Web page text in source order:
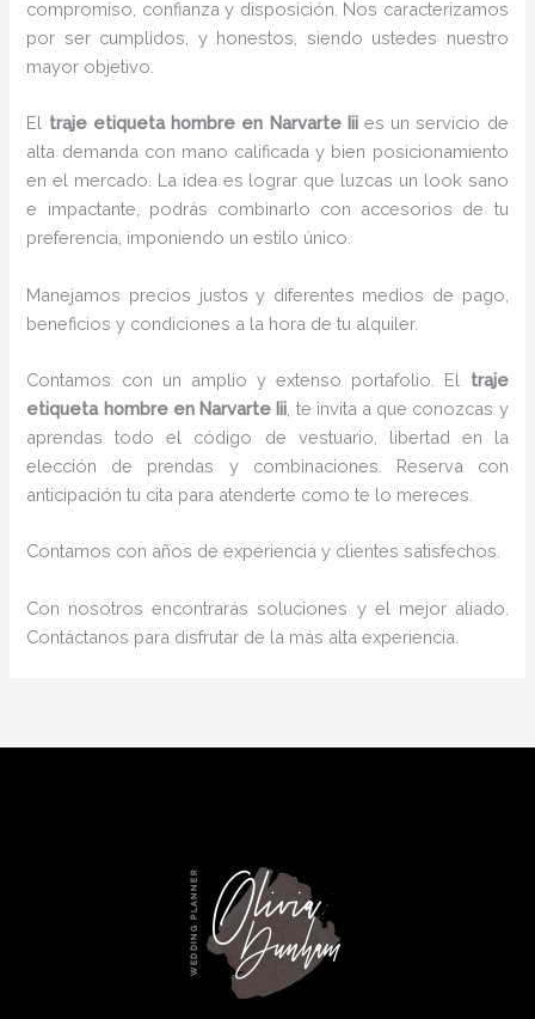
compromiso, confianza y disposición. Nos caracterizamos
por ser cumplidos, y honestos, siendo ustedes nuestro
mayor objetivo.
El traje etiqueta hombre en Narvarte Iii es un servicio de
alta demanda con mano calificada y bien posicionamiento
en el mercado. La idea es lograr que luzcas un look sano
e impactante, podrás combinarlo con accesorios de tu
preferencia, imponiendo un estilo único.
Manejamos precios justos y diferentes medios de pago,
beneficios y condiciones a la hora de tu alquiler.
Contamos con un amplio y extenso portafolio. El traje
etiqueta hombre en Narvarte Iii , te invita a que conozcas y
aprendas todo el código de vestuario, libertad en la
elección de prendas y combinaciones. Reserva con
anticipación tu cita para atenderte como te lo mereces.
Contamos con años de experiencia y clientes satisfechos.
Con nosotros encontrarás soluciones y el mejor aliado.
Contáctanos para disfrutar de la más alta experiencia.